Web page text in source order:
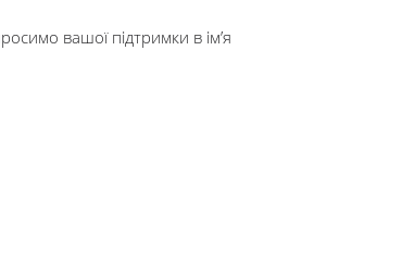
вашої підтримки в ім’я